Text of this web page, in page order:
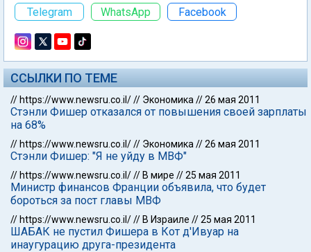
Telegram
WhatsApp Facebook
ССЫЛКИ ПО ТЕМЕ
// https://www.newsru.co.il/// Экономика //26 мая 2011
Стэнли Фишер отказался от повышения своей зарплаты
на 68%
// https://www.newsru.co.il/// Экономика //26 мая 2011
Стэнли Фишер: "Я не уйду в МВФ"
// https://www.newsru.co.il/// В мире //25 мая 2011
Министр финансов Франции объявила, что будет
бороться за пост главы МВФ
// https://www.newsru.co.il/// В Израиле //25 мая 2011
ШАБАК не пустил Фишера в Кот д'Ивуар на
инаугурацию друга-президента